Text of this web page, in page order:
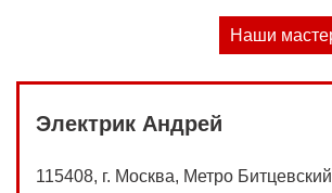
Наши
Электрик Андрей
115408, г. Москва, Метро